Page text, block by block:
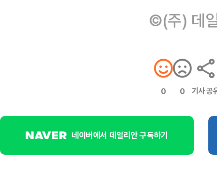
©(주) 데
0 0 기사 공
네이버에서 데일리안 구독하기